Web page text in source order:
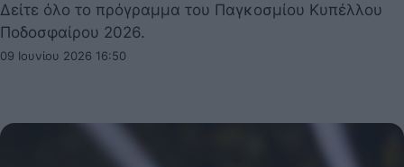
Δείτε όλο το πρόγραμμα του Παγκοσμίου Κυπέλλου
Ποδοσφαίρου 2026.
09 Ιουνίου 2026 16:50